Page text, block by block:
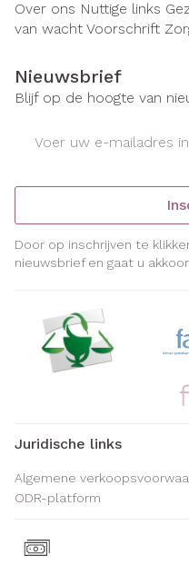
Over ons Nuttige links
van wacht Voorschrift
Nieuwsbrief
Blijf op de hoogte van
Door op inschrijven te
nieuwsbrief en gaat u
Juridische links
Algemene
ODR-platform